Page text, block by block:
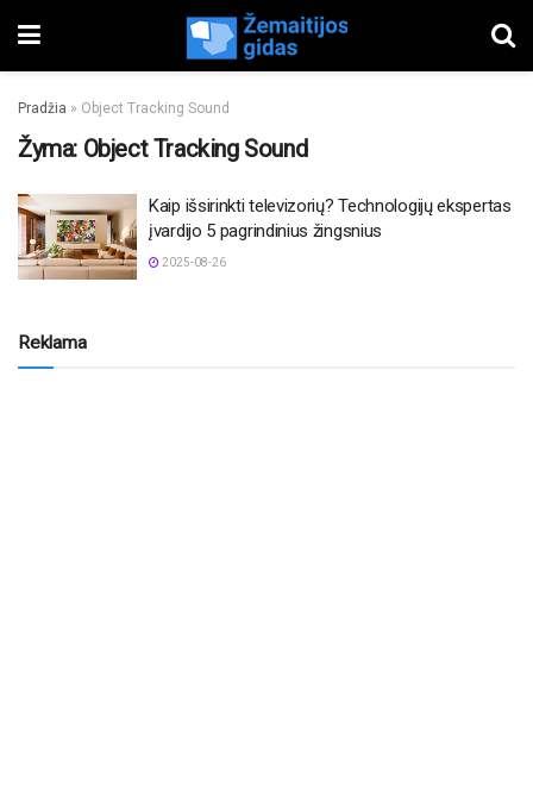
Pradžia » Object Tracking Sound
Žyma: Object Tracking Sound
Kaip išsirinkti televizorių? Technologijų ekspertas
įvardijo 5 pagrindinius žingsnius
2025-08-26
Reklama